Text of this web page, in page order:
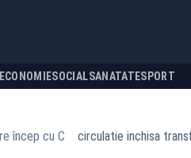
ECONOMIESOCIALSANATATESPORT
încep cu C circulatie inchisa